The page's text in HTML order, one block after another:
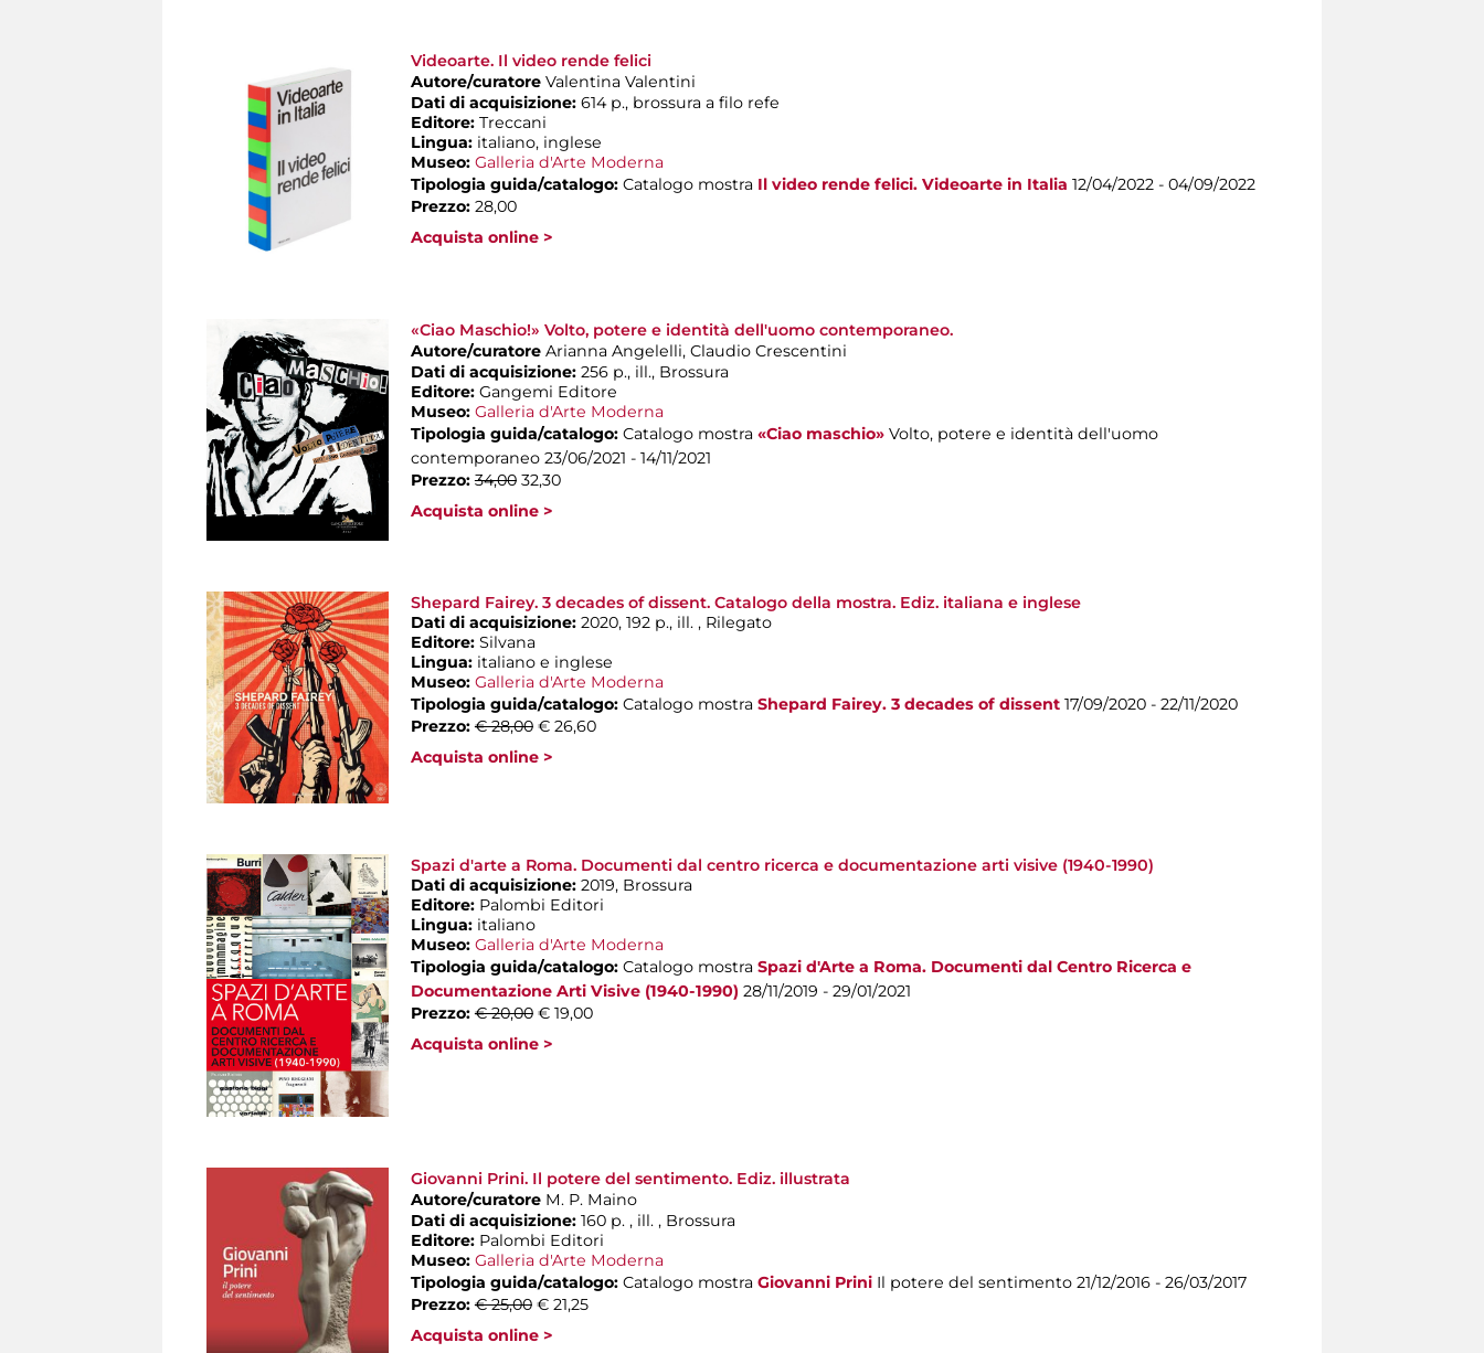
Videoarte. Il video rende felici
Autore/curatore Valentina Valentini
Dati di acquisizione: 614 p., brossura a filo refe
Editore: Treccani
Lingua: italiano, inglese
Museo: Galleria d'Arte Moderna
Tipologia guida/catalogo: Catalogo mostra Il video rende felici. Videoarte in Italia 12/04/2022 - 04/09/2022
Prezzo: 28,00
Acquista online >
«Ciao Maschio!» Volto, potere e identità dell'uomo contemporaneo.
Autore/curatore Arianna Angelelli, Claudio Crescentini
Dati di acquisizione: 256 p., ill., Brossura
Editore: Gangemi Editore
Museo: Galleria d'Arte Moderna
Tipologia guida/catalogo: Catalogo mostra «Ciao maschio» Volto, potere e identità dell'uomo
contemporaneo 23/06/2021 - 14/11/2021
Prezzo:34,00 32,30
Acquista online >
Shepard Fairey. 3 decades of dissent. Catalogo della mostra. Ediz. italiana e inglese
Dati di acquisizione: 2020, 192 p., ill. , Rilegato
Editore: Silvana
Lingua: italiano e inglese
Museo: Galleria d'Arte Moderna
Tipologia guida/catalogo: Catalogo mostra Shepard Fairey. 3 decades of dissent 17/09/2020 - 22/11/2020
Prezzo:€ 28,00 € 26,60
Acquista online >
Spazi d'arte a Roma. Documenti dal centro ricerca e documentazione arti visive (1940-1990)
Dati di acquisizione: 2019, Brossura
Editore: Palombi Editori
Lingua: italiano
Museo: Galleria d'Arte Moderna
Tipologia guida/catalogo: Catalogo mostra Spazi d'Arte a Roma. Documenti dal Centro Ricerca e
Documentazione Arti Visive (1940-1990) 28/11/2019 - 29/01/2021
Prezzo:€ 20,00 € 19,00
Acquista online >
Giovanni Prini. Il potere del sentimento. Ediz. illustrata
Autore/curatore M. P. Maino
Dati di acquisizione: 160 p. , ill. , Brossura
Editore: Palombi Editori
Museo: Galleria d'Arte Moderna
Tipologia guida/catalogo: Catalogo mostra Giovanni Prini Il potere del sentimento 21/12/2016 - 26/03/2017
Prezzo:€ 25,00 € 21,25
Acquista online >